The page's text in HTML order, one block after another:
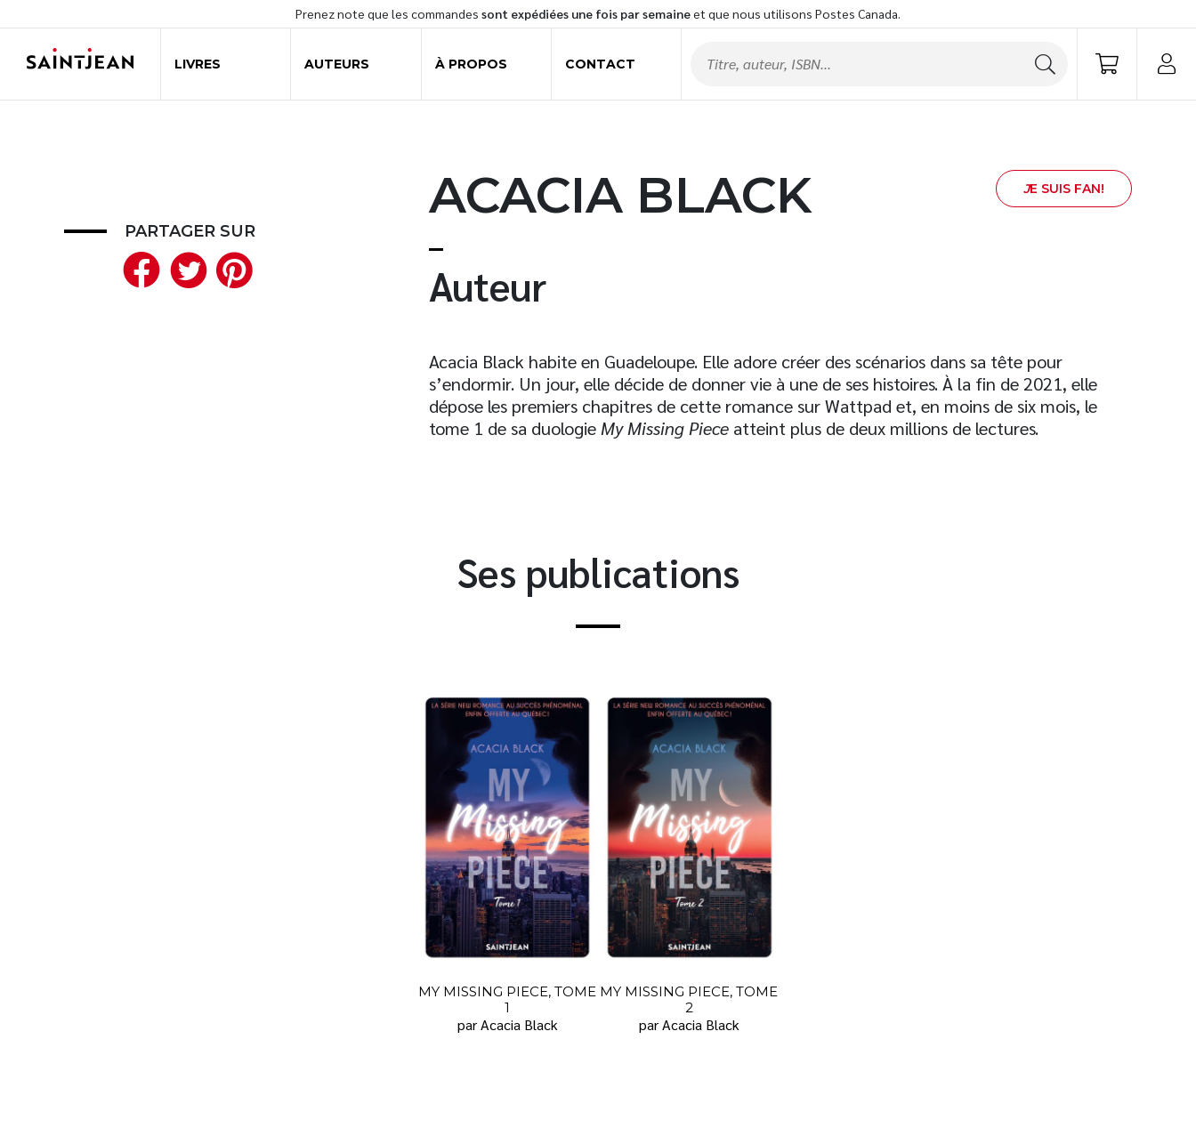
Prenez note que les commandes sont expédiées une fois par semaineet que nous utilisons Postes Canada.
LIVRES AUTEURS À PROPOS CONTACT
ACACIA BLACK
Auteur
JE SUIS FAN!
Acacia Black habite en Guadeloupe. Elle adore créer des scénarios dans sa tête pour
s’endormir. Un jour, elle décide de donner vie à une de ses histoires. À la fin de 2021, elle
dépose les premiers chapitres de cette romance sur Wattpad et, en moins de six mois, le
tome 1 de sa duologie My Missing Piece atteint plus de deux millions de lectures.
PARTAGER SUR
Facebook
Twitter
Ses publications
MY MISSING PIECE, TOME
1
par Acacia Black
MY MISSING PIECE, TOME
2
par Acacia Black